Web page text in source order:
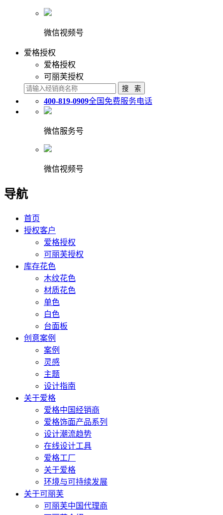
微信视频号
爱格授权
爱格授权
可丽芙授权
400-819-0909全国免费服务电话
微信服务号
微信视频号
导航
首页
授权客户
爱格授权
可丽芙授权
库存花色
木纹花色
材质花色
单色
白色
台面板
创意案例
案例
灵感
主题
设计指南
关于爱格
爱格中国经销商
爱格饰面产品系列
设计潮流趋势
在线设计工具
爱格工厂
关于爱格
环境与可持续发展
关于可丽芙
可丽芙中国代理商